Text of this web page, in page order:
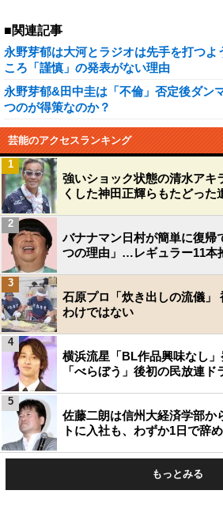
■関連記事
永野芽郁は大河とラジオは先手を打つ
ころ「謹慎」の発表がない理由
永野芽郁&田中圭は「不倫」否定後ダン
つのが得策なのか？
芸能のアクセスランキング
強いショック状態の清水ア
くした神田正輝らもたどった
1
バナナマン日村が簡単に復帰
つの理由」…レギュラー11本
2
石原プロ「炊き出しの流儀」
わけではない
3
横浜流星「BL作品興味なし
「べらぼう」後初の民放連ド
4
佐藤二朗は信州大経済学部か
トに入社も、わずか1日で辞
5
もっとみる